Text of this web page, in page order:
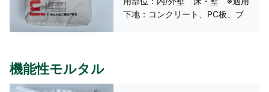
下地：コンクリート、PC板、ブ
機能性モルタル